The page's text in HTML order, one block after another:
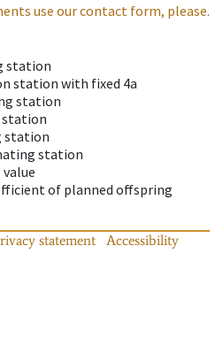
use our contact form, please.
station
station with fixed 4a
station
station
station
of planned offspring
statement
Accessibility